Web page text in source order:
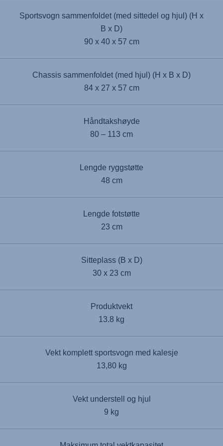
Sportsvogn sammenfoldet (med sittedel og hjul) (H x
B x D)
90 x 40 x 57 cm
Chassis sammenfoldet (med hjul) (H x B x D)
84 x 27 x 57 cm
Håndtakshøyde
80 – 113 cm
Lengde ryggstøtte
48 cm
Lengde fotstøtte
23 cm
Sitteplass (B x D)
30 x 23 cm
Produktvekt
13.8 kg
Vekt komplett sportsvogn med kalesje
13,80 kg
Vekt understell og hjul
9 kg